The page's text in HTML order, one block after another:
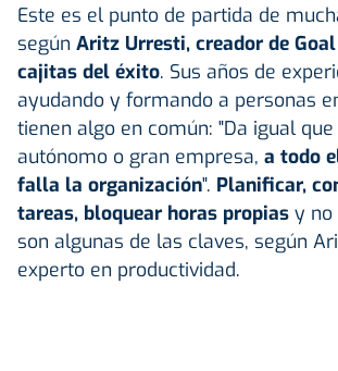
Este es el punto de partida de
según Aritz Urresti, creador de
cajitas del éxito. Sus años de
ayudando y formando a personas
tienen algo en común: "Da igual
autónomo o gran empresa, a todo
falla la organización". Planificar,
tareas, bloquear horas propias y no
son algunas de las claves, según
experto en productividad.